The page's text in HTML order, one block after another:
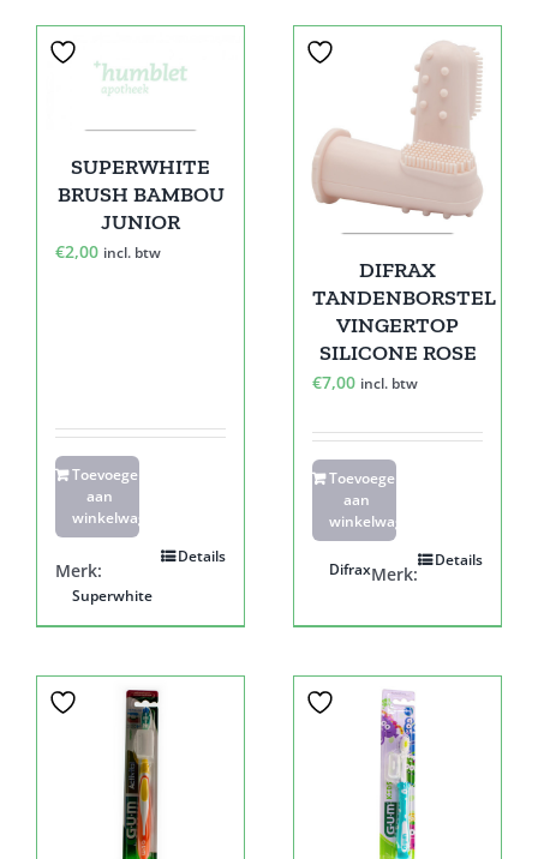
SUPERWHITE
BRUSH BAMBOU
JUNIOR
€2,00 incl. btw
Toevoegen
aan
winkelwagen
Details
Merk:
Superwhite
DIFRAX
TANDENBORSTEL
VINGERTOP
SILICONE ROSE
€7,00 incl. btw
Toevoegen
aan
winkelwagen
Details
Merk:
Difrax